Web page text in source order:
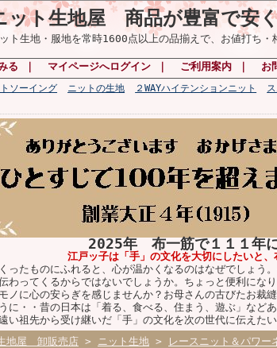
ット生地屋 商品が豊富で安
ト生地・服地を常時1600点以上の品揃えで、お値打ち・
る マイページへログイン ご利用案内 お
ソーイング ニットの生地 ２WAYハイテンションニット
2025年 布一筋で１１１年
江戸ッ子は「手」の文化を大切にしたいと、
ったものにふれると、心が温かくなるのはなぜでしょう
わってくるからではないでしょうか。ちょっと便利にな
ノに心の安らぎを感じませんか？お母さんの古びたお裁
に・・昔の日本は「着る、食べる、住まう、遊ぶ」など
い祖先から受け継いだ「手」の文化を次の世代に伝えた
地屋 卸販売店 > ニット生地 > レースニット＆パワー